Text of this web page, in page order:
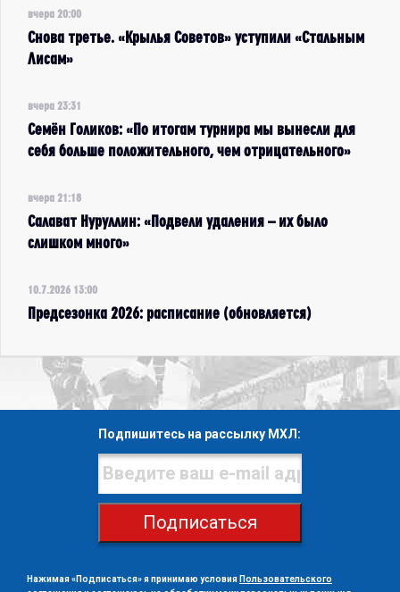
вчера 20:00
Снова третье. «Крылья Советов» уступили «Стальным
Лисам»
вчера 23:31
Семён Голиков: «По итогам турнира мы вынесли для
себя больше положительного, чем отрицательного»
вчера 21:18
Салават Нуруллин: «Подвели удаления – их было
слишком много»
10.7.2026 13:00
Предсезонка 2026: расписание (обновляется)
Подпишитесь на рассылку МХЛ:
Подписаться
Нажимая «Подписаться» я принимаю условия Пользовательского